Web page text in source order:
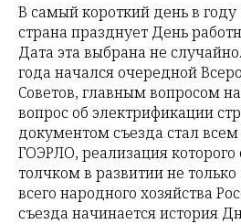
В самый короткий день в
страна празднует День
Дата эта выбрана не
года начался очередной
Советов, главным вопросом
вопрос об электрификации
документом съезда стал
ГОЭРЛО, реализация
толчком в развитии не только
всего народного хозяйства
съезда начинается история